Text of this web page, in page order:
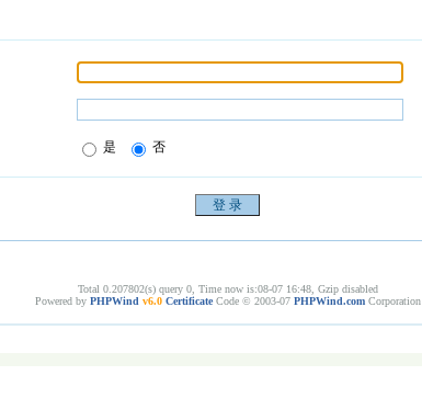
是 否
Total 0.207802(s) query 0, Time now is:08-07 16:48, Gzip disabled
Powered by PHPWind v6.0 Certificate Code © 2003-07 PHPWind.com Corporation